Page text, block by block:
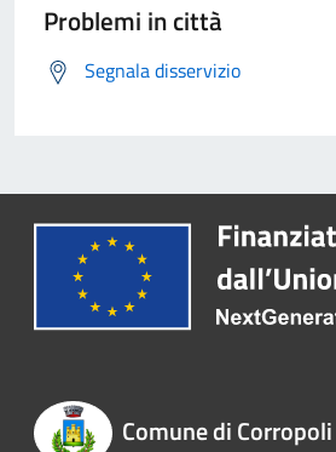
Problemi in città
Segnala disservizio
Comune di Corropoli